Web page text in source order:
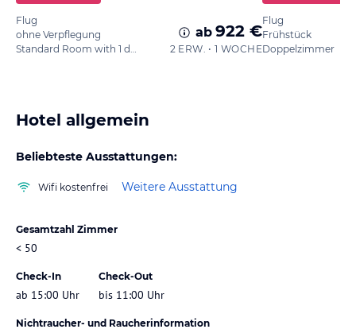
Flug
ohne Verpflegung
ab 922 €
2 ERW. • 1 WOCHE
Flug
Frühstück
Doppelzimmer
Hotel allgemein
Beliebteste Ausstattungen:
Wifi kostenfrei Weitere Ausstattung
Gesamtzahl Zimmer
< 50
Check-In
ab 15:00 Uhr
Check-Out
bis 11:00 Uhr
Nichtraucher- und Raucherinformation